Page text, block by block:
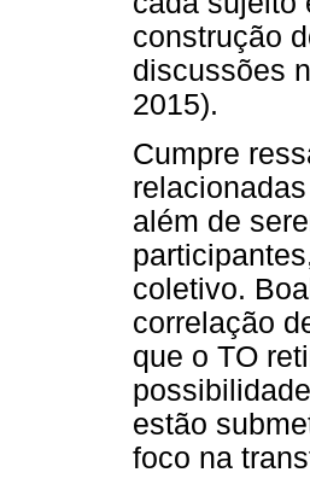
construção
discussões
2015).
Cumpre
além de
coletivo.
correlação
que o TO
estão
foco na